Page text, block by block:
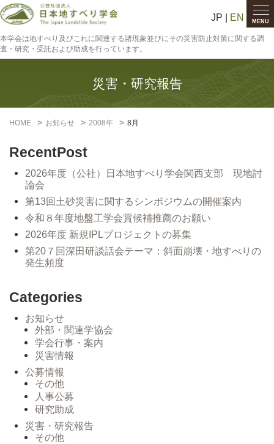
MENU
JP | EN
本学会は地すべり及びこれに関連する諸現象並びにその災害防止対策に関する調
査・研究・受託および助成を行っています。
災害・研究報告
HOME お知らせ 2008年 8月
RecentPost
2026年度（公社）日本地すべり学会関西支部 現地討
論会
第13回土砂災害に関するシンポジウムの開催案内
令和８年度地盤工学会賞候補推薦のお願い
2026年度 新規IPLプロジェクトの募集
第20７回深田研談話会テーマ：斜面崩壊・地すべりの
発生頻度
Categories
お知らせ
外部・関連学協会
学会行事・案内
災害情報
公募情報
その他
人事公募
研究助成
災害・研究報告
その他